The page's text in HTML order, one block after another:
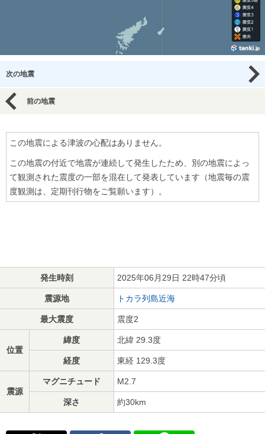
次の地震
前の地震
この地震による津波の心配はありません。
この地震の付近で地震が連続して発生したため、別の地震によっ
て観測された震度の一部を混在して発表しています（地震毎の震
度観測は、定期刊行物をご覧願います）。
発生時刻 2025年06月29日 22時47分頃
震源地 トカラ列島近海
最大震度 震度2
位置
緯度 北緯 29.3度
経度 東経 129.3度
震源
マグニチュード M2.7
深さ 約30km